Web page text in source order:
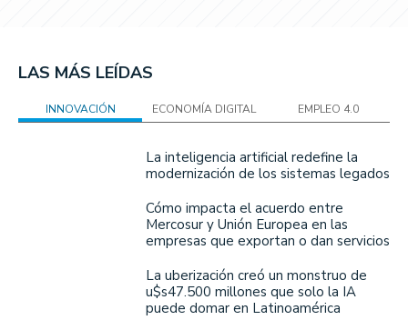
LAS MÁS LEÍDAS
INNOVACIÓN ECONOMÍA DIGITAL EMPLEO 4.0
La inteligencia artificial redefine la
modernización de los sistemas legados
Cómo impacta el acuerdo entre
Mercosur y Unión Europea en las
empresas que exportan o dan servicios
La uberización creó un monstruo de
u$s47.500 millones que solo la IA
puede domar en Latinoamérica